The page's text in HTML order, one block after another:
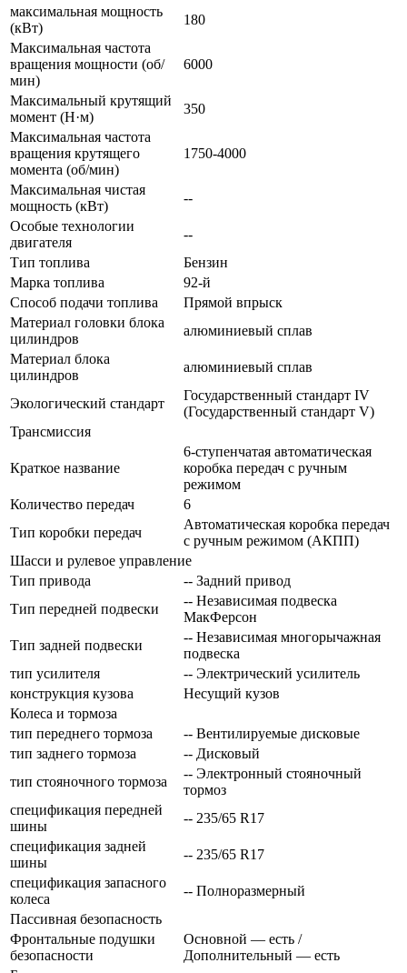
максимальная мощность
(кВт)
180
Максимальная частота
вращения мощности (об/
мин)
6000
Максимальный крутящий
момент (Н·м)
350
Максимальная частота
вращения крутящего
момента (об/мин)
1750-4000
Максимальная чистая
мощность (кВт)
--
Особые технологии
двигателя
--
Тип топлива
Бензин
Марка топлива
92-й
Способ подачи топлива
Прямой впрыск
Материал головки блока
цилиндров
алюминиевый сплав
Материал блока
цилиндров
алюминиевый сплав
Экологический стандарт
Государственный стандарт IV
(Государственный стандарт V)
Трансмиссия
Краткое название
6-ступенчатая автоматическая
коробка передач с ручным
режимом
Количество передач
6
Тип коробки передач
Автоматическая коробка передач
с ручным режимом (АКПП)
Шасси и рулевое управление
Тип привода
-- Задний привод
Тип передней подвески
-- Независимая подвеска
МакФерсон
Тип задней подвески
-- Независимая многорычажная
подвеска
тип усилителя
-- Электрический усилитель
конструкция кузова
Несущий кузов
Колеса и тормоза
тип переднего тормоза
-- Вентилируемые дисковые
тип заднего тормоза
-- Дисковый
тип стояночного тормоза
-- Электронный стояночный
тормоз
спецификация передней
шины
-- 235/65 R17
спецификация задней
шины
-- 235/65 R17
спецификация запасного
колеса
-- Полноразмерный
Пассивная безопасность
Фронтальные подушки
безопасности
Основной — есть /
Дополнительный — есть